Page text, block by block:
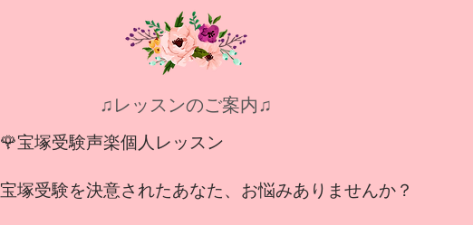
♫レッスンのご案内♫
🌹宝塚受験声楽個人レッスン
宝塚受験を決意されたあなた、お悩みありませんか？